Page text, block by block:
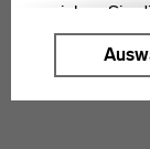
erreichen Sie
"Auswählen".